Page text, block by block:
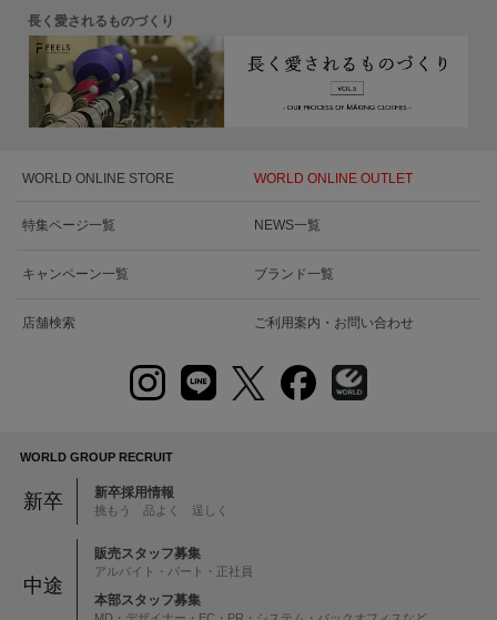
長く愛されるものづくり
WORLD ONLINE STORE WORLD ONLINE OUTLET
特集ページ一覧 NEWS一覧
キャンペーン一覧 ブランド一覧
店舗検索 ご利用案内・お問い合わせ
WORLD GROUP RECRUIT
新卒 新卒採用情報
挑もう 品よく 逞しく
中途
販売スタッフ募集
アルバイト・パート・正社員
本部スタッフ募集